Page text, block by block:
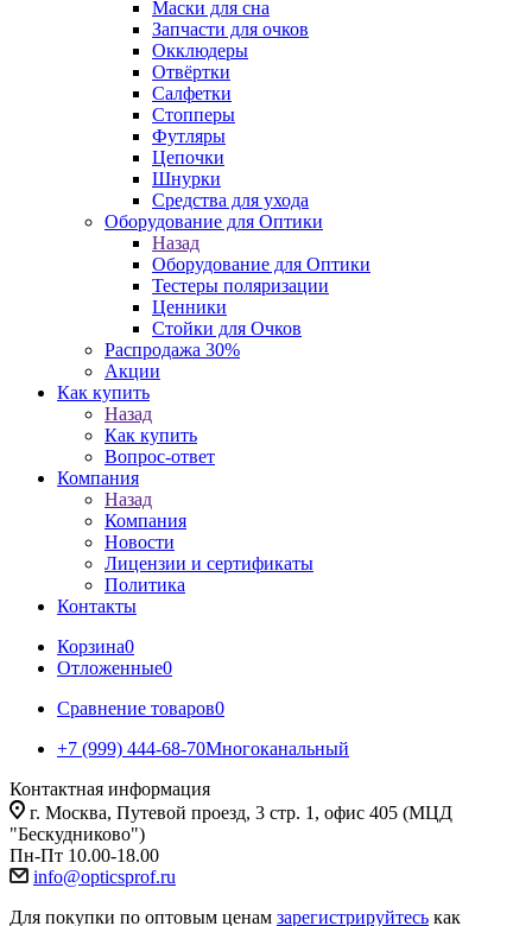
Маски для сна
Запчасти для очков
Окклюдеры
Отвёртки
Салфетки
Стопперы
Футляры
Цепочки
Шнурки
Средства для ухода
Оборудование для Оптики
Назад
Оборудование для Оптики
Тестеры поляризации
Ценники
Стойки для Очков
Распродажа 30%
Акции
Как купить
Назад
Как купить
Вопрос-ответ
Компания
Назад
Компания
Новости
Лицензии и сертификаты
Политика
Контакты
Корзина0
Отложенные0
Сравнение товаров0
+7 (999) 444-68-70Многоканальный
Контактная информация
г. Москва, Путевой проезд, 3 стр. 1, офис 405 (МЦД
"Бескудниково")
Пн-Пт 10.00-18.00
info@opticsprof.ru
Для покупки по оптовым ценам зарегистрируйтесь как